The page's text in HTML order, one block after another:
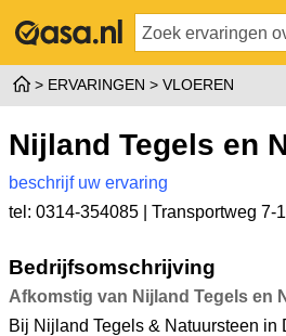
ERVARINGEN VLOEREN
Nijland Tegels en
beschrijf uw ervaring
tel: 0314-354085 | Transportweg 7-
Bedrijfsomschrijving
Afkomstig van Nijland Tegels en
Bij Nijland Tegels & Natuursteen in